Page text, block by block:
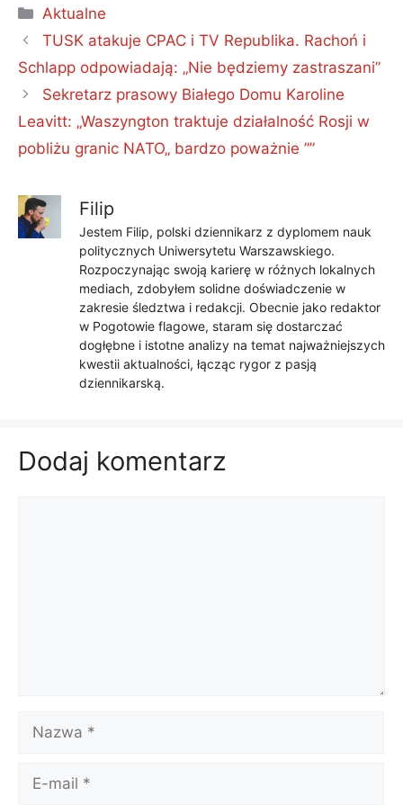
Kategorie
Aktualne
TUSK atakuje CPAC i TV Republika. Rachoń i
Schlapp odpowiadają: „Nie będziemy zastraszani”
Sekretarz prasowy Białego Domu Karoline
Leavitt: „Waszyngton traktuje działalność Rosji w
pobliżu granic NATO„ bardzo poważnie ””
Filip
Jestem Filip, polski dziennikarz z dyplomem nauk
politycznych Uniwersytetu Warszawskiego.
Rozpoczynając swoją karierę w różnych lokalnych
mediach, zdobyłem solidne doświadczenie w
zakresie śledztwa i redakcji. Obecnie jako redaktor
w Pogotowie flagowe, staram się dostarczać
dogłębne i istotne analizy na temat najważniejszych
kwestii aktualności, łącząc rygor z pasją
dziennikarską.
Dodaj komentarz
mail